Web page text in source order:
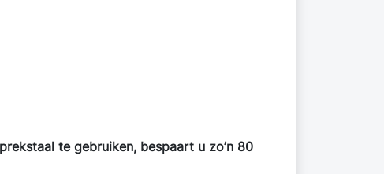
te gebruiken, bespaart u zo’n 80